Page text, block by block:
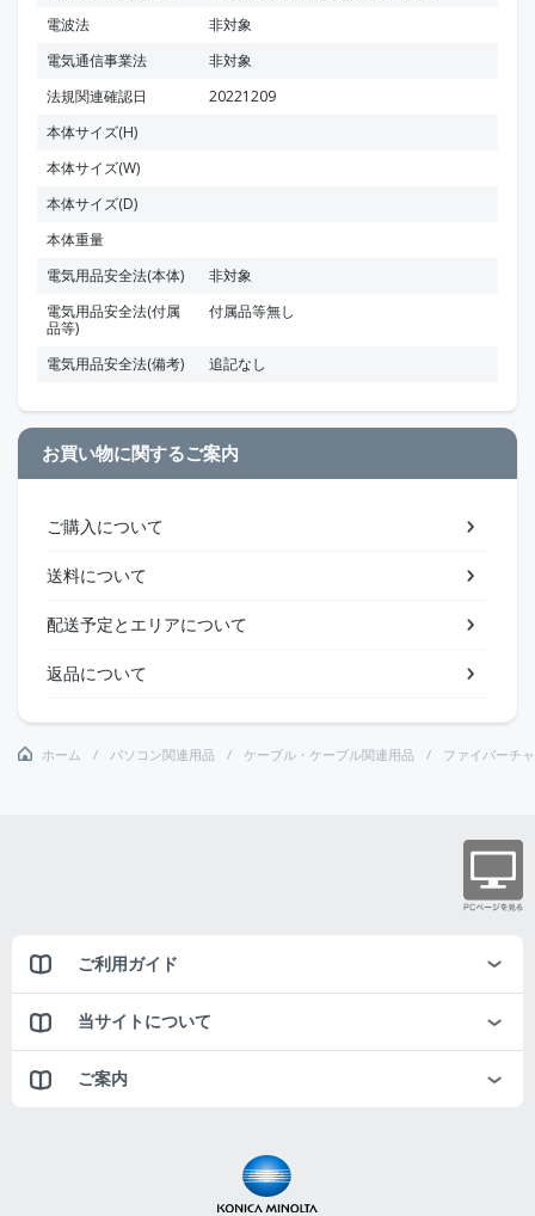
電波法
非対象
電気通信事業法
非対象
法規関連確認日
20221209
本体サイズ(H)
本体サイズ(W)
本体サイズ(D)
本体重量
電気用品安全法(本体)
非対象
電気用品安全法(付属
品等)
付属品等無し
電気用品安全法(備考) 追記なし
お買い物に関するご案内
ご購入について
送料について
配送予定とエリアについて
返品について
ホーム パソコン関連用品 ケーブル・ケーブル関連用品 ファイバーチ
ご利用ガイド
当サイトについて
ご案内